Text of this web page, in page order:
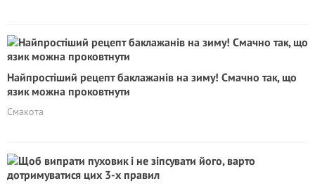
Найпростіший рецепт баклажанів на зиму! Смачно так, що
язик можна проковтнути
Смакота